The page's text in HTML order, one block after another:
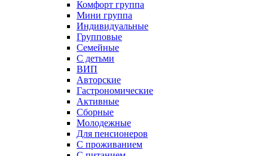
Комфорт группа
Мини группа
Индивидуальные
Групповые
Семейные
С детьми
ВИП
Авторские
Гастрономические
Активные
Сборные
Молодежные
Для пенсионеров
С проживанием